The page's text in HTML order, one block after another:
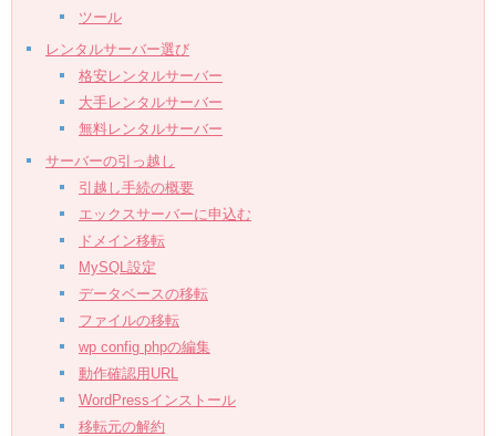
ツール
レンタルサーバー選び
格安レンタルサーバー
大手レンタルサーバー
無料レンタルサーバー
サーバーの引っ越し
引越し手続の概要
エックスサーバーに申込む
ドメイン移転
MySQL設定
データベースの移転
ファイルの移転
wp config phpの編集
動作確認用URL
WordPressインストール
移転元の解約